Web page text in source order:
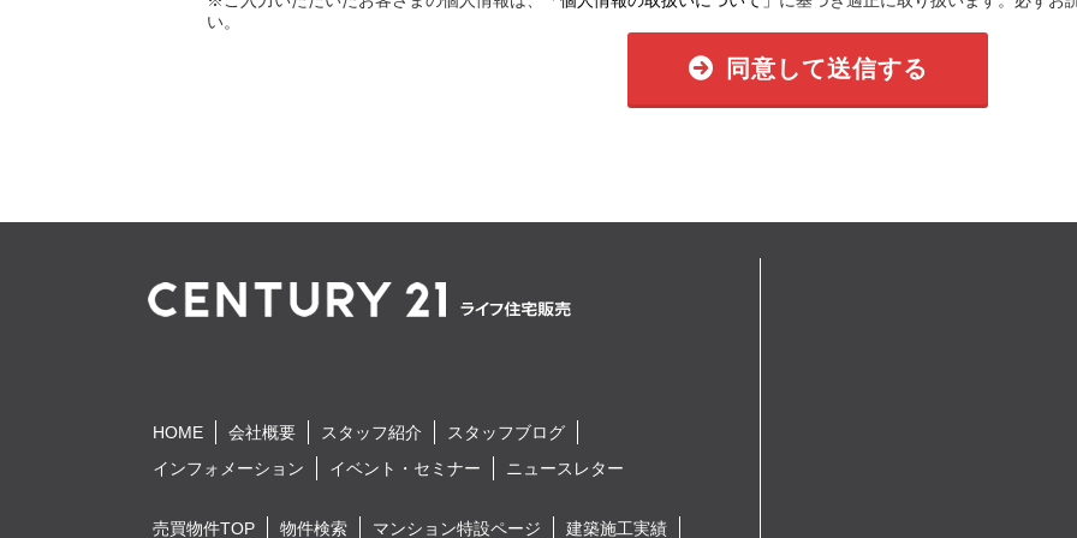
い。
同意して送信する
HOME 会社概要 スタッフ紹介
スタッフブログ
インフォメーション
イベント・セミナー ニュースレター
売買物件TOP 物件検索 マンション特設ページ 建築施工実績